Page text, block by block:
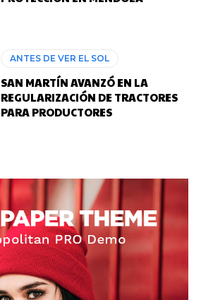
ANTES DE VER EL SOL
SAN MARTÍN AVANZÓ EN LA
REGULARIZACIÓN DE TRACTORES
PARA PRODUCTORES